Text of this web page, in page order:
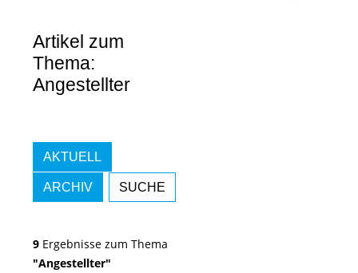
Artikel zum
Thema:
Angestellter
AKTUELL
ARCHIV SUCHE
9 Ergebnisse zum Thema
"Angestellter"